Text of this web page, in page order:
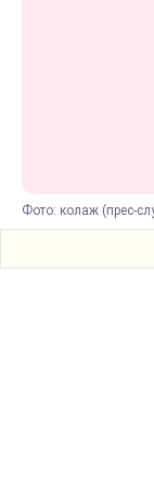
Фото: колаж (прес-